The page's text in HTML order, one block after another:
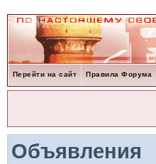
Перейти на сайт Правила Форума
Объявления